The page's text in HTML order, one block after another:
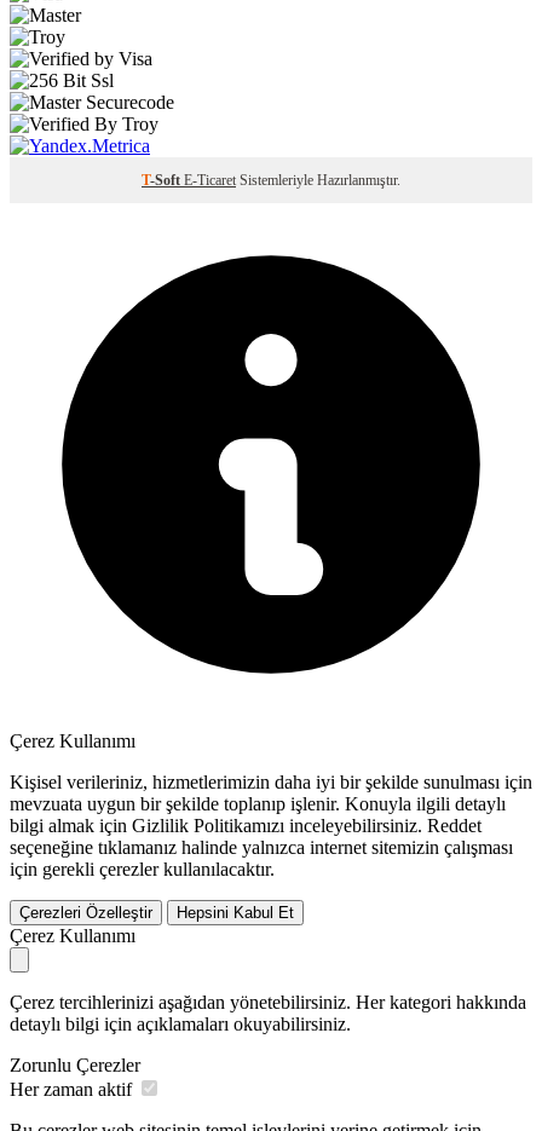
T-Soft E-Ticaret Sistemleriyle Hazırlanmıştır.
Çerez Kullanımı
Kişisel verileriniz, hizmetlerimizin daha iyi bir şekilde sunulması için
mevzuata uygun bir şekilde toplanıp işlenir. Konuyla ilgili detaylı
bilgi almak için Gizlilik Politikamızı inceleyebilirsiniz. Reddet
seçeneğine tıklamanız halinde yalnızca internet sitemizin çalışması
için gerekli çerezler kullanılacaktır.
Çerezleri Özelleştir Hepsini Kabul Et
Çerez Kullanımı
Çerez tercihlerinizi aşağıdan yönetebilirsiniz. Her kategori hakkında
detaylı bilgi için açıklamaları okuyabilirsiniz.
Zorunlu Çerezler
Her zaman aktif